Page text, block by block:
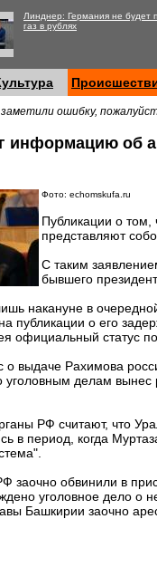
Линднер: Германия не будет
газ в рублях
ошибку,
информацию об
Фото: echomskufa.ru
Публикации о том,
представляют
С таким
бывшего
накануне в
публикации о его
официальный статус
о выдаче Рахимова
уголовным делам вынес
РФ считают, что
в период, когда
заочно обвинили в
уголовное дело о
Башкирии заочно